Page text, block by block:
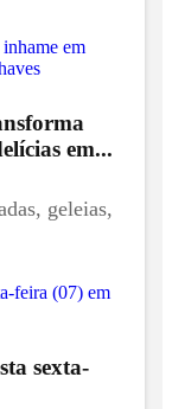
em...
geleias,
sexta-